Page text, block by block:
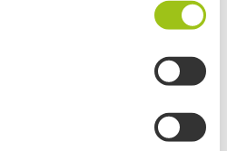
ten alle tijden intrekken via de